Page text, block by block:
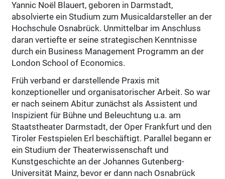
Yannic Noël Blauert, geboren in Darmstadt,
absolvierte ein Studium zum Musicaldarsteller an der
Hochschule Osnabrück. Unmittelbar im Anschluss
daran vertiefte er seine strategischen Kenntnisse
durch ein Business Management Programm an der
London School of Economics.
Früh verband er darstellende Praxis mit
konzeptioneller und organisatorischer Arbeit. So war
er nach seinem Abitur zunächst als Assistent und
Inspizient für Bühne und Beleuchtung u.a. am
Staatstheater Darmstadt, der Oper Frankfurt und den
Tiroler Festspielen Erl beschäftigt. Parallel begann er
ein Studium der Theaterwissenschaft und
Kunstgeschichte an der Johannes Gutenberg-
Universität Mainz, bevor er dann nach Osnabrück